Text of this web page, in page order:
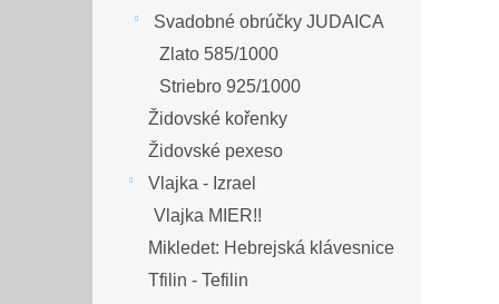
Svadobné obrúčky JUDAICA
Zlato 585/1000
Striebro 925/1000
Židovské kořenky
Židovské pexeso
Vlajka - Izrael
Vlajka MIER!!
Mikledet: Hebrejská klávesnice
Tfilin - Tefilin